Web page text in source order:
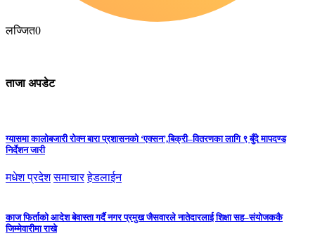
लज्जित0
ताजा अपडेट
ग्यासमा कालोबजारी रोक्न बारा प्रशासनको ‘एक्सन’,बिक्री–वितरणका लागि ९ बुँदे मापदण्ड
निर्देशन जारी
मधेश प्रदेश समाचार हेडलाईन
काज फिर्ताको आदेश बेवास्ता गर्दै नगर प्रमुख जैसवारले नातेदारलाई शिक्षा सह–संयोजककै
जिम्मेवारीमा राखे